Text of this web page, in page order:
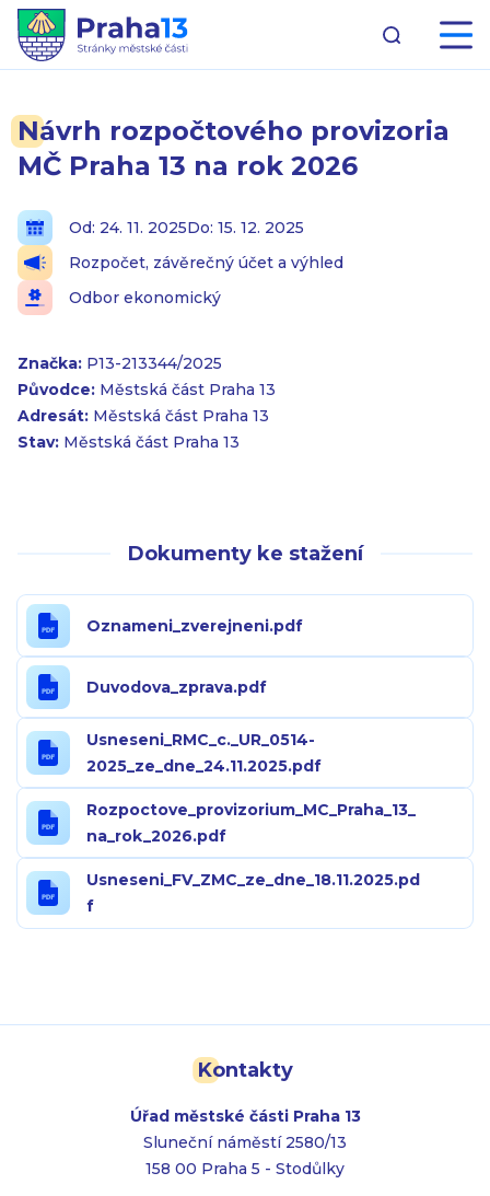
Návrh rozpočtového provizoria
MČ Praha 13 na rok 2026
Od: 24. 11. 2025Do: 15. 12. 2025
Rozpočet, závěrečný účet a výhled
Odbor ekonomický
Značka: P13-213344/2025
Původce: Městská část Praha 13
Adresát: Městská část Praha 13
Stav: Městská část Praha 13
Dokumenty ke stažení
Oznameni_zverejneni.pdf
Duvodova_zprava.pdf
Usneseni_RMC_c._UR_0514-
2025_ze_dne_24.11.2025.pdf
Rozpoctove_provizorium_MC_Praha_13_
na_rok_2026.pdf
Usneseni_FV_ZMC_ze_dne_18.11.2025.pd
f
Kontakty
Úřad městské části Praha 13
Sluneční náměstí 2580/13
158 00 Praha 5 - Stodůlky